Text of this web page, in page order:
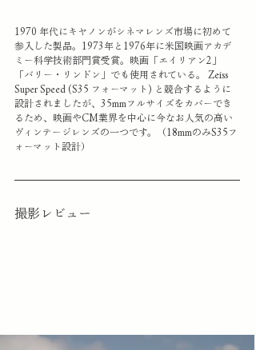
1970 年代にキヤノンがシネマレンズ市場に初めて
参入した製品。1973年と1976年に米国映画アカデ
ミー科学技術部門賞受賞。映画「エイリアン2」
「バリー・リンドン」でも使用されている。 Zeiss
Super Speed (S35 フォーマット) と競合するように
設計されましたが、35mmフルサイズをカバーでき
るため、映画やCM業界を中心に今なお人気の高い
ヴィンテージレンズの一つです。（18mmのみS35フ
ォーマット設計）
撮影レビュー